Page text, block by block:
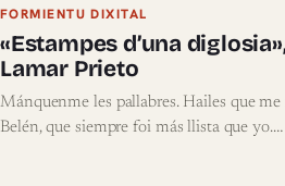
FORMIENTU DIXITAL
«Estampes d’una
Lamar Prieto
Mánquenme les pallabres. Hailes que
Belén, que siempre foi más llista que yo.…